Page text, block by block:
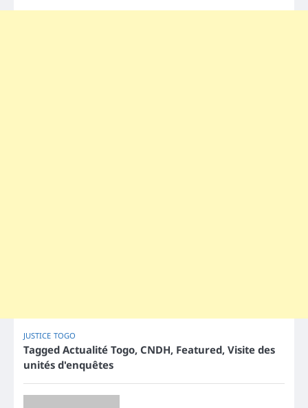
JUSTICE TOGO
Tagged Actualité Togo, CNDH, Featured, Visite des
unités d'enquêtes